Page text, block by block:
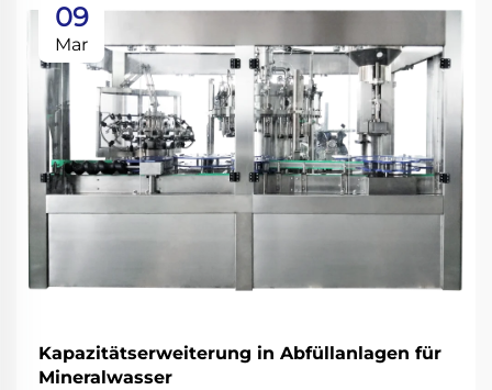
09
Mar
Kapazitätserweiterung in Abfüllanlagen für
Mineralwasser